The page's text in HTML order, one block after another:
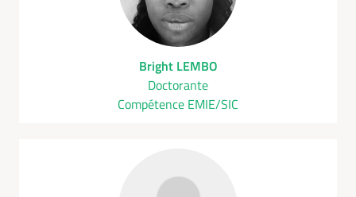
Bright LEMBO
Doctorante
Compétence EMIE/SIC